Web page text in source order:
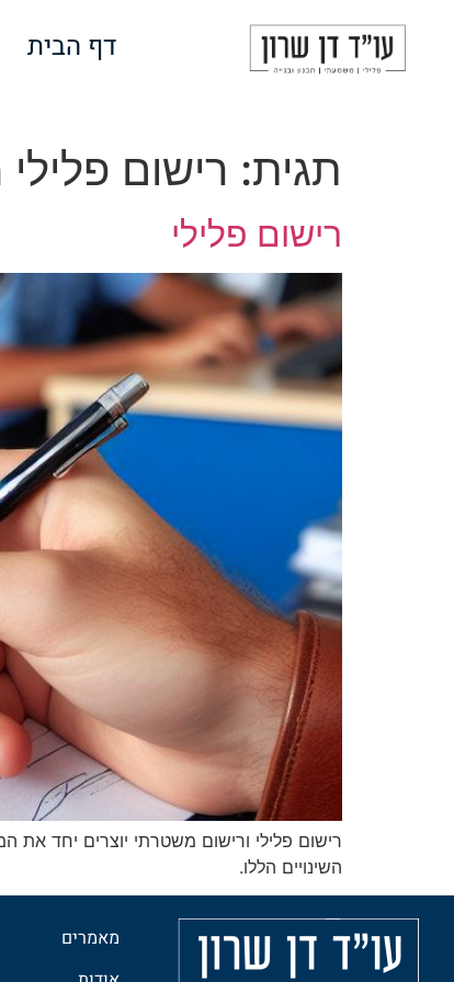
דף הבית
תגית: רישום
רישום פלילי
רישום פלילי ורישום משטרתי יוצרים יחד את
השינויים הללו.
מאמרים